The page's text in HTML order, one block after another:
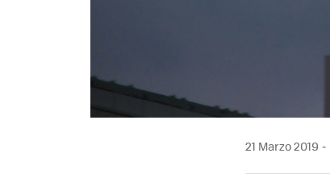
21 Marzo 2019